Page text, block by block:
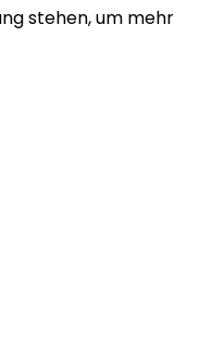
stehen, um mehr